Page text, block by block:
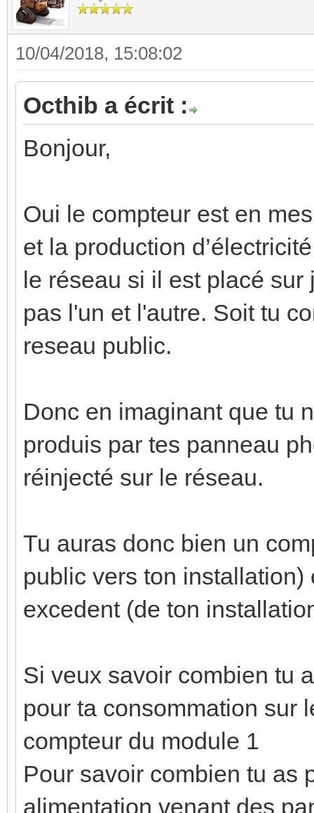
10/04/2018, 15:08:02
Octhib a écrit :
Bonjour,
Oui le compteur est en
et la production
le réseau si il est placé
pas l'un et l'autre. Soit tu
reseau public.
Donc en imaginant que tu
produis par tes panneau
réinjecté sur le réseau.
Tu auras donc bien un
public vers ton
excedent (de ton
Si veux savoir combien tu
pour ta consommation sur
compteur du module 1
Pour savoir combien tu as
alimentation venant des